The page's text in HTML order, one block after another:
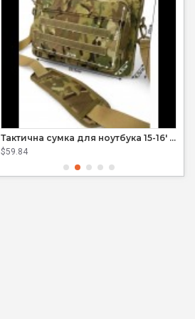
Тактична сумка для ноутбука 15-16' (Cordura 1000D)
$59.84